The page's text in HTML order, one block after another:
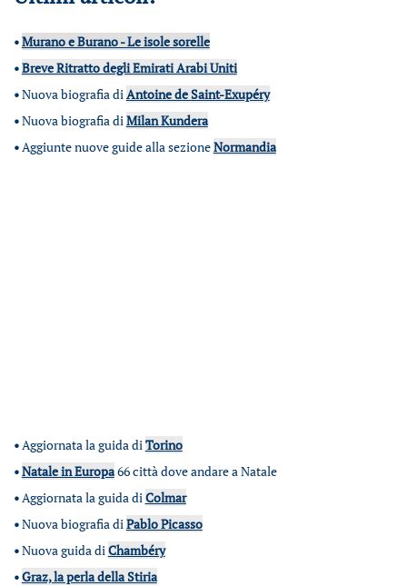
•Murano e Burano - Le isole sorelle
•Breve Ritratto degli Emirati Arabi Uniti
•Nuova biografia diAntoine de Saint-Exupéry
•Nuova biografia diMilan Kundera
•Aggiunte nuove guide alla sezioneNormandia
•Aggiornata la guida diTorino
•Natale in Europa66 città dove andare a Natale
•Aggiornata la guida diColmar
•Nuova biografia diPablo Picasso
•Nuova guida diChambéry
•Graz, la perla della Stiria